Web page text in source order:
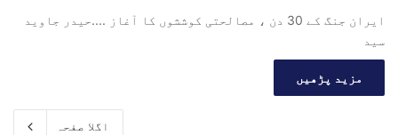
ایران جنگ کے 30 دن ، مصالحتی کوششوں کا آغاز ....حیدر جاوید
سید
مزید پڑھیں
اگلا صفحہ